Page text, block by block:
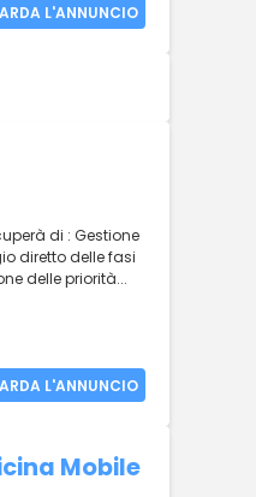
L'ANNUNCIO
di : Gestione
diretto delle fasi
delle priorità...
L'ANNUNCIO
Mobile